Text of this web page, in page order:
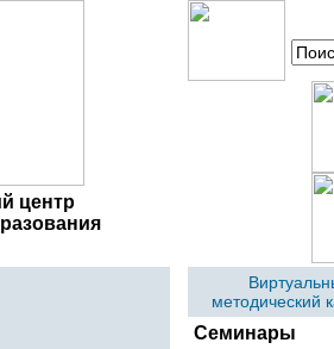
центр
методический
Семинары